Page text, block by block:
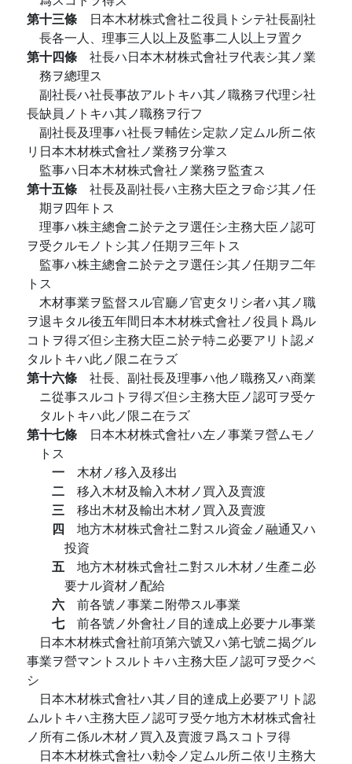
第十三條 日本木材株式會社ニ役員トシテ社長副社
長各一人、理事三人以上及監事二人以上ヲ置ク
第十四條 社長ハ日本木材株式會社ヲ代表シ其ノ業
務ヲ總理ス
副社長ハ社長事故アルトキハ其ノ職務ヲ代理シ社
長缺員ノトキハ其ノ職務ヲ行フ
副社長及理事ハ社長ヲ輔佐シ定款ノ定ムル所ニ依
リ日本木材株式會社ノ業務ヲ分掌ス
監事ハ日本木材株式會社ノ業務ヲ監査ス
第十五條 社長及副社長ハ主務大臣之ヲ命ジ其ノ任
期ヲ四年トス
理事ハ株主總會ニ於テ之ヲ選任シ主務大臣ノ認可
ヲ受クルモノトシ其ノ任期ヲ三年トス
監事ハ株主總會ニ於テ之ヲ選任シ其ノ任期ヲ二年
トス
木材事業ヲ監督スル官廳ノ官吏タリシ者ハ其ノ職
ヲ退キタル後五年間日本木材株式會社ノ役員ト爲ル
コトヲ得ズ但シ主務大臣ニ於テ特ニ必要アリト認メ
タルトキハ此ノ限ニ在ラズ
第十六條 社長、副社長及理事ハ他ノ職務又ハ商業
ニ從事スルコトヲ得ズ但シ主務大臣ノ認可ヲ受ケ
タルトキハ此ノ限ニ在ラズ
第十七條 日本木材株式會社ハ左ノ事業ヲ營ムモノ
トス
一 木材ノ移入及移出
二 移入木材及輸入木材ノ買入及賣渡
三 移出木材及輸出木材ノ買入及賣渡
四 地方木材株式會社ニ對スル資金ノ融通又ハ
投資
五 地方木材株式會社ニ對スル木材ノ生產ニ必
要ナル資材ノ配給
六 前各號ノ事業ニ附帶スル事業
七 前各號ノ外會社ノ目的達成上必要ナル事業
日本木材株式會社前項第六號又ハ第七號ニ揭グル
事業ヲ營マントスルトキハ主務大臣ノ認可ヲ受クベ
シ
日本木材株式會社ハ其ノ目的達成上必要アリト認
ムルトキハ主務大臣ノ認可ヲ受ケ地方木材株式會社
ノ所有ニ係ル木材ノ買入及賣渡ヲ爲スコトヲ得
日本木材株式會社ハ勅令ノ定ムル所ニ依リ主務大